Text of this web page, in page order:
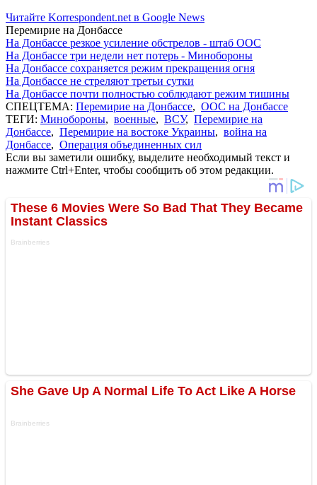
Читайте Korrespondent.net в Google News
Перемирие на Донбассе
На Донбассе резкое усиление обстрелов - штаб ООС
На Донбассе три недели нет потерь - Минобороны
На Донбассе сохраняется режим прекращения огня
На Донбассе не стреляют третьи сутки
На Донбассе почти полностью соблюдают режим тишины
СПЕЦТЕМА: Перемирие на Донбассе, ООС на Донбассе
ТЕГИ: Минобороны, военные, ВСУ, Перемирие на
Донбассе, Перемирие на востоке Украины, война на
Донбассе, Операция объединенных сил
Если вы заметили ошибку, выделите необходимый текст и
нажмите Ctrl+Enter, чтобы сообщить об этом редакции.